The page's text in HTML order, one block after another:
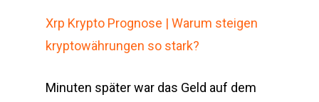
Xrp Krypto Prognose | Warum steigen
kryptowährungen so stark?
Minuten später war das Geld auf dem